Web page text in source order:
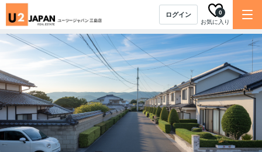
ログイン
お気に入り
0